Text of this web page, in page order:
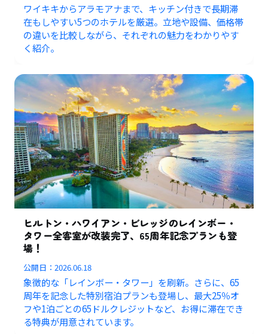
ワイキキからアラモアナまで、キッチン付きで長期滞
在もしやすい5つのホテルを厳選。立地や設備、価格帯
の違いを比較しながら、それぞれの魅力をわかりやす
く紹介。
ヒルトン・ハワイアン・ビレッジのレインボー・
タワー全客室が改装完了、65周年記念プランも登
場！
公開日：2026.06.18
象徴的な「レインボー・タワー」を刷新。さらに、65
周年を記念した特別宿泊プランも登場し、最大25％オ
フや1泊ごとの65ドルクレジットなど、お得に滞在でき
る特典が用意されています。